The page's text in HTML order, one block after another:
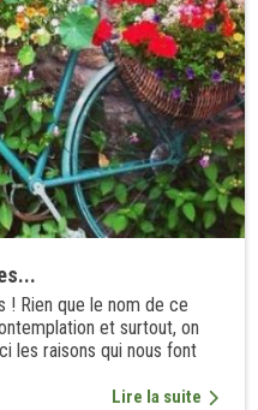
! Rien que le nom de ce
et surtout, on
les raisons qui nous font
Lire la suite